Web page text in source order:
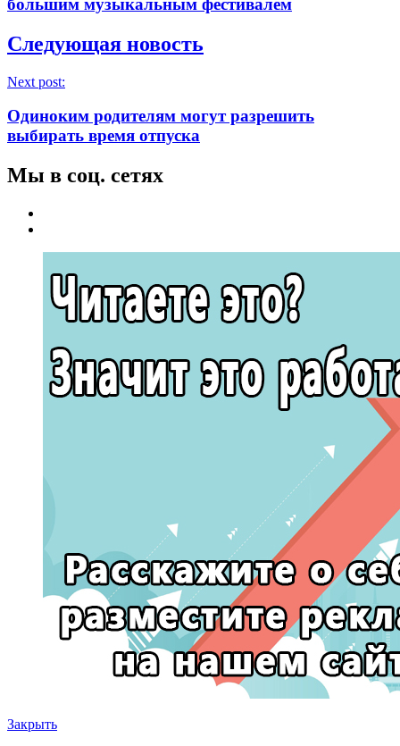
большим музыкальным фестивалем
Следующая новость
Next post:
Одиноким родителям могут разрешить
выбирать время отпуска
Мы в соц. сетях
Закрыть